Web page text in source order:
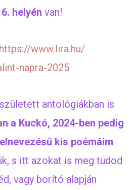
helyén van!
https://www.lira.hu/
napra-2025
antológiákban is
a Kuckó, 2024-ben pedig
kis poémáim
s itt azokat is meg tudod
vagy borító alapján